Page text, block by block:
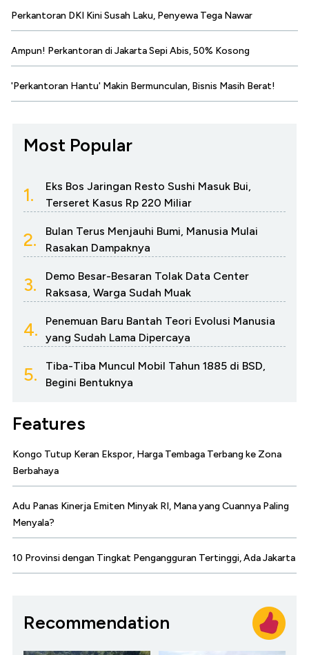
Perkantoran DKI Kini Susah Laku, Penyewa Tega Nawar
Ampun! Perkantoran di Jakarta Sepi Abis, 50% Kosong
'Perkantoran Hantu' Makin Bermunculan, Bisnis Masih Berat!
Most Popular
1.
Eks Bos Jaringan Resto Sushi Masuk Bui,
Terseret Kasus Rp 220 Miliar
2.
Bulan Terus Menjauhi Bumi, Manusia Mulai
Rasakan Dampaknya
3.
Demo Besar-Besaran Tolak Data Center
Raksasa, Warga Sudah Muak
4.
Penemuan Baru Bantah Teori Evolusi Manusia
yang Sudah Lama Dipercaya
5.
Tiba-Tiba Muncul Mobil Tahun 1885 di BSD,
Begini Bentuknya
Features
Kongo Tutup Keran Ekspor, Harga Tembaga Terbang ke Zona
Berbahaya
Adu Panas Kinerja Emiten Minyak RI, Mana yang Cuannya Paling
Menyala?
10 Provinsi dengan Tingkat Pengangguran Tertinggi, Ada Jakarta
Recommendation